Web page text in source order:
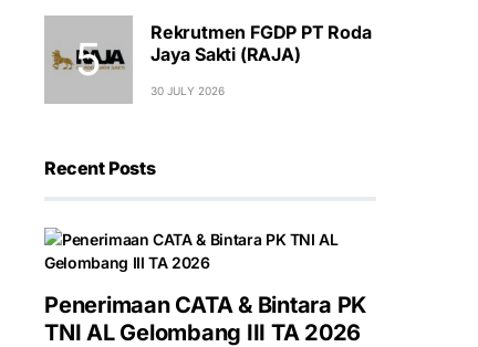
Rekrutmen FGDP PT Roda
Jaya Sakti (RAJA)
30 JULY 2026
Recent Posts
Penerimaan CATA & Bintara PK
TNI AL Gelombang III TA 2026